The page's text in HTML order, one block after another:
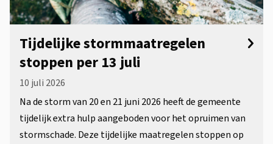
Tijdelijke stormmaatregelen
stoppen per 13 juli
10 juli 2026
Na de storm van 20 en 21 juni 2026 heeft de gemeente
tijdelijk extra hulp aangeboden voor het opruimen van
stormschade. Deze tijdelijke maatregelen stoppen op